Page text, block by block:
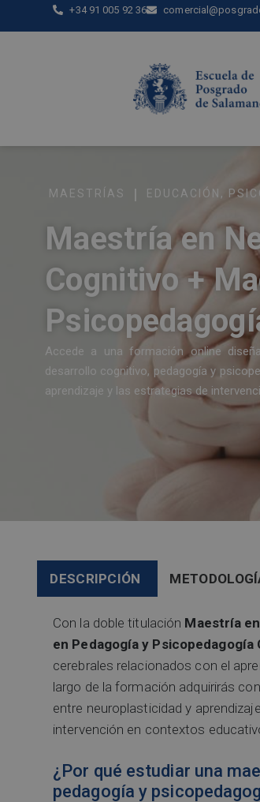
+34 91 005 92 36
MAESTRÍAS | EDUCACIÓN ,
Maestría en
Cognitivo +
Accede a una formación online
desarrollo cognitivo, pedagogía y
aprendizaje y las estrategias de
DESCRIPCIÓN
Con la doble titulación Maestría
en Pedagogía y Psicopedagogía
cerebrales relacionados con el
largo de la formación adquirirás
entre neuroplasticidad y
intervención en contextos
¿Por qué estudiar una
pedagogía y